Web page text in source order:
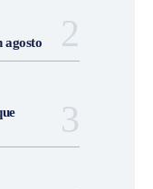
agosto